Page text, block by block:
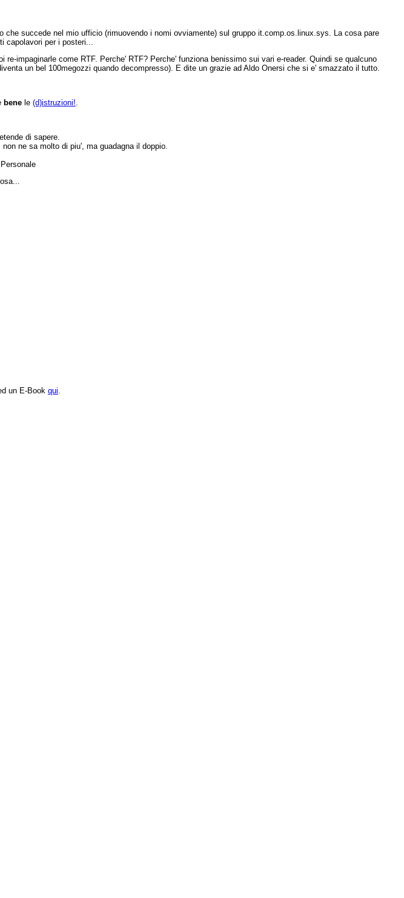
succede nel mio ufficio (rimuovendo i nomi ovviamente) sul gruppo it.comp.os.linux.sys. La cosa pare
capolavori per i posteri...
impaginarle come RTF. Perche' RTF? Perche' funziona benissimo sui vari e-reader. Quindi se qualcuno
un bel 100megozzi quando decompresso). E dite un grazie ad Aldo Onersi che si e' smazzato il tutto.
benele (d)istruzioni!.
di sapere.
ne sa molto di piu', ma guadagna il doppio.
un E-Book qui.